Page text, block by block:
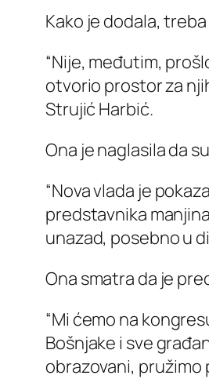
Kako je dodala,
“Nije, međutim,
otvorio prostor za
Strujić Harbić.
Ona je naglasila da
“Nova vlada je
predstavnika
unazad, posebno u
Ona smatra da je
“Mi ćemo na
Bošnjake i sve
obrazovani, pružimo